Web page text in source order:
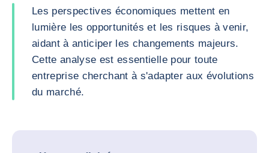
Les perspectives économiques mettent en
lumière les opportunités et les risques à venir,
aidant à anticiper les changements majeurs.
Cette analyse est essentielle pour toute
entreprise cherchant à s'adapter aux évolutions
du marché.